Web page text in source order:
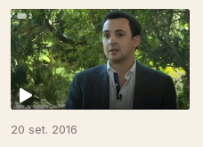
20 set. 2016